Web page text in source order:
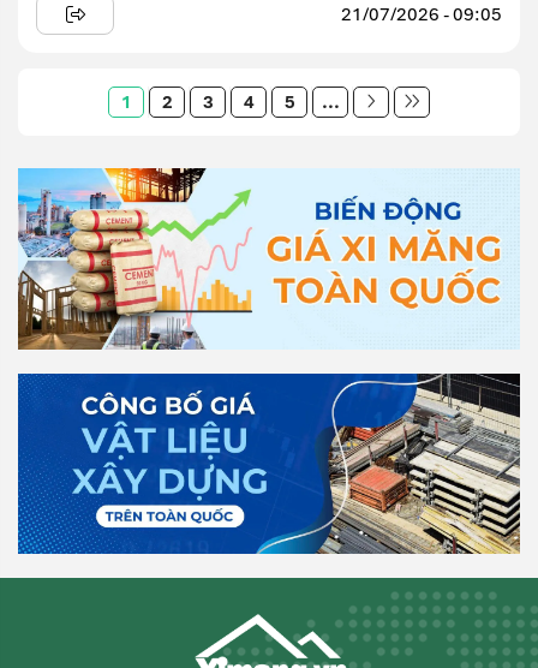
21/07/2026 - 09:05
1 2 3 4 5 ...